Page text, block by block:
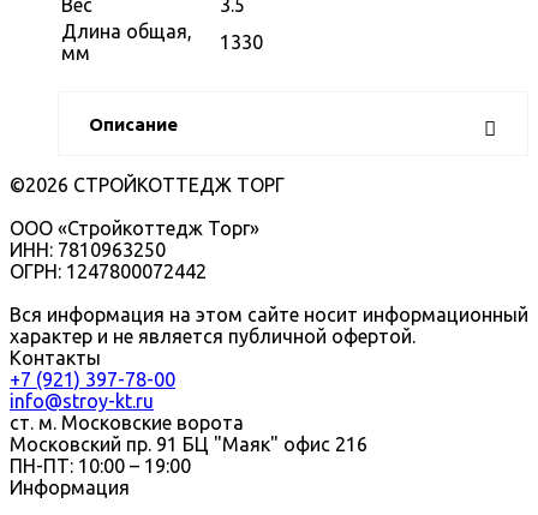
Вес
3.5
Длина общая,
мм
1330
Описание
©2026 СТРОЙКОТТЕДЖ ТОРГ
ООО «Стройкоттедж Торг»
ИНН: 7810963250
ОГРН: 1247800072442
Вся информация на этом сайте носит информационный
характер и не является публичной офертой.
Контакты
+7 (921) 397-78-00
info@stroy-kt.ru
ст. м. Московские ворота
Московский пр. 91 БЦ "Маяк" офис 216
ПН-ПТ: 10:00 – 19:00
Информация